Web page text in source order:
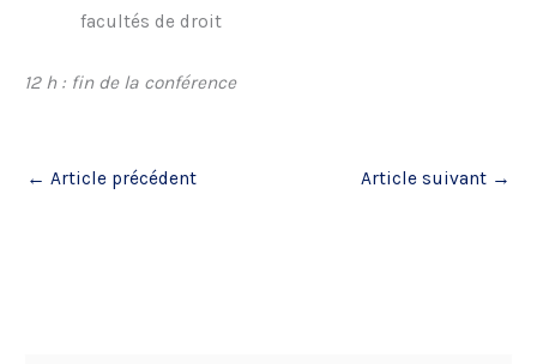
facultés de droit
12 h : fin de la conférence
← Article précédent Article suivant →